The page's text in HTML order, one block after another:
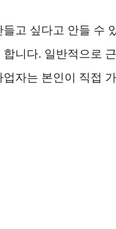
고 싶다고 안들 수
니다. 일반적으로
자는 본인이 직접